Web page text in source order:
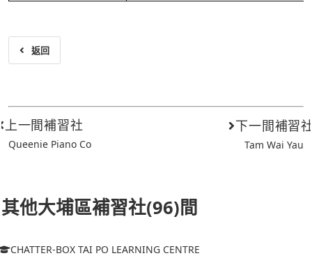
返回
上一間補習社
Queenie Piano Co
下一間補習
Tam Wai Yau
其他大埔區補習社(96)間
CHATTER-BOX TAI PO LEARNING CENTRE